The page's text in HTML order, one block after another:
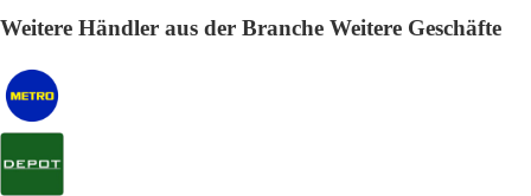
Weitere Händler aus der Branche Weitere Geschäfte